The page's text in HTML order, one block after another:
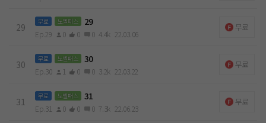
29
무료 노벨패스 29
Ep.29 0 0 0 4.4k 22.03.06
무료
30
무료 노벨패스 30
Ep.30 1 0 0 3.2k 22.03.22
무료
31
무료 노벨패스 31
Ep.31 0 0 0 7.3k 22.06.23
무료